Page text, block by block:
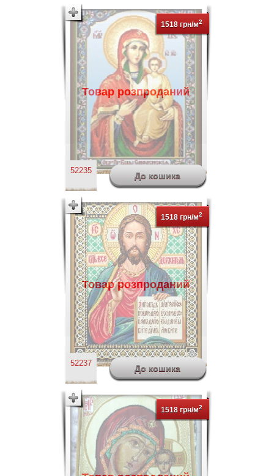
Товар розпроданий
1518 грн/м2
52235
Товар розпроданий
1518 грн/м2
52237
1518 грн/м2